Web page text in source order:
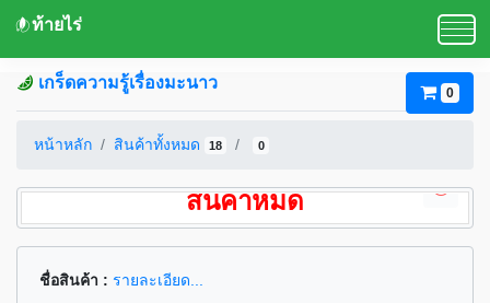
ท้ายไร่
เกร็ดความรู้เรื่องมะนาว
0
หน้าหลัก สินค้าทั้งหมด 18 0
สินค้าหมด
ชื่อสินค้า : รายละเอียด...